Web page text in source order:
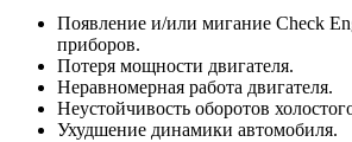
Появление и/или мигание Check
приборов.
Потеря мощности двигателя.
Неравномерная работа двигателя.
Неустойчивость оборотов
Ухудшение динамики автомобиля.